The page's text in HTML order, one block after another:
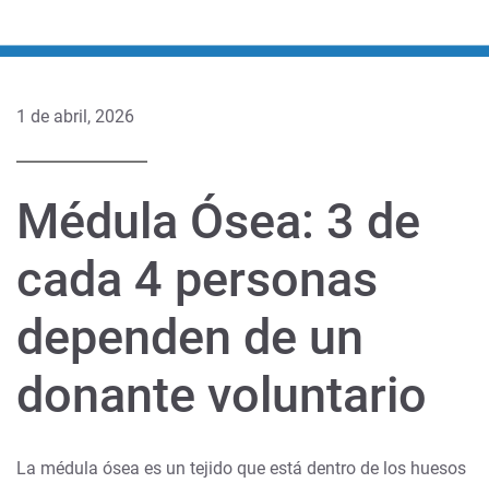
1 de abril, 2026
Médula Ósea: 3 de
cada 4 personas
dependen de un
donante voluntario
La médula ósea es un tejido que está dentro de los huesos